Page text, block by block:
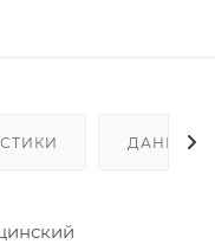
ДАННЫЕ